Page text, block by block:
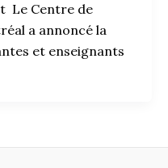
Le Centre de
a annoncé la
et enseignants